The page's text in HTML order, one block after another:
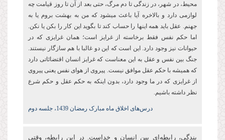
محیط، در شهر، در زندگی تا دم مرگ، حتی بعد از آن تا روز قیامت چه
لوازمی دارد و بالاخره آیا باعث میشود که من به بهشت بروم یا به
جهنم. عقل باید همه اینها را حساب کند تا بگوید این کار را بکن یا نکن.
اما حکم نفس فقط برخاسته از غرایز است؛ همان غرایزی که در
حیوانات نیز وجود دارد. این است که این دو غالبا با هم سازگار نیستند.
جنگ بین نفس و عقل به این معناست که غرایز انسان اقتضائاتی دارد
که همیشه با حکم عقل موافق نیست. پیروی از هوای نفس یعنی پیروی
از غرایزی که در ما وجود دارد، بدون اینکه به حکم عقل و حکم شرع
نظر داشته باشیم.
درس‌های اخلاق ماه مبارک رمضان 1439، جلسه دوم
بندگی، رابطه‌ای بین انسان و خداست. در این رابطه، وقتی